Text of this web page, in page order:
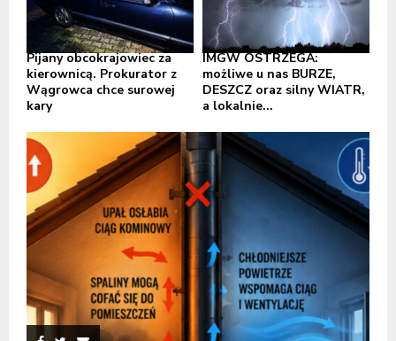
Pijany obcokrajowiec za
kierownicą. Prokurator z
Wągrowca chce surowej
kary
IMGW OSTRZEGA:
możliwe u nas BURZE,
DESZCZ oraz silny WIATR,
a lokalnie...